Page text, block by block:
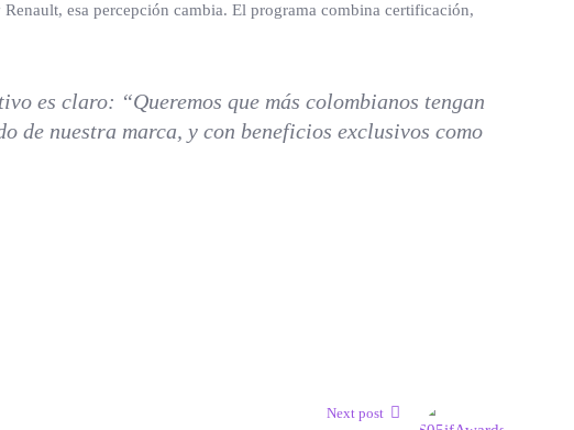
esa percepción cambia. El programa combina certificación,
es claro: “Queremos que más colombianos tengan
de nuestra marca, y con beneficios exclusivos como
Next post